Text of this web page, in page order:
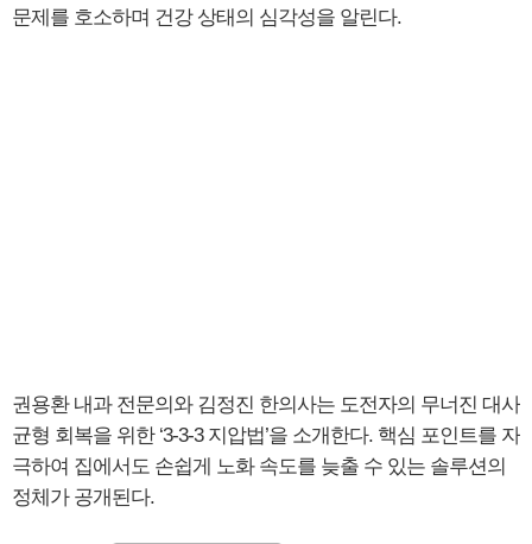
문제를 호소하며 건강 상태의 심각성을 알린다.
권용환 내과 전문의와 김정진 한의사는 도전자의 무너진 대사
균형 회복을 위한 ‘3-3-3 지압법’을 소개한다. 핵심 포인트를 자
극하여 집에서도 손쉽게 노화 속도를 늦출 수 있는 솔루션의
정체가 공개된다.